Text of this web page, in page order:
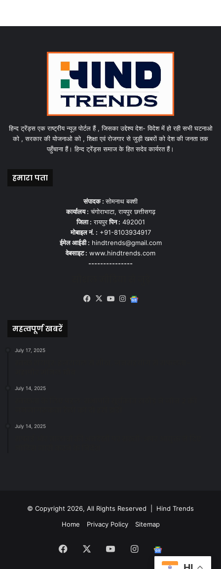
हिन्द ट्रेंड्स एक राष्ट्रीय न्यूज़ पोर्टल हैं , जिसका उद्देश्य देश- विदेश में हो रही सभी घटनाओ
को , सरकार की योजनाओ को , शिक्षा एवं रोजगार से जुड़ी खबरों को देश की जनता तक
पहुँचाना हैं। हिन्द ट्रेंड्स समाज के हित सदेव कार्यरत हैं।
हमारा पता
संपादक :सोमनाथ बक्शी
कार्यालय : चंगोराभाटा, रायपुर छत्तीसगढ़
जिला : रायपुरपिन : 492001
मोबाइल नं. : +91-8103934917
ईमेल आईडी : hindtrends@gmail.com
वेबसाइट : www.hindtrends.com
---------------
Facebook
X YouTubeInstagram
महत्वपूर्ण खबरें
July 17, 2025
July 14, 2025
July 14, 2025
© Copyright 2026, All Rights Reserved | Hind Trends
Home
Privacy Policy Sitemap
Facebook YouTubeInstagram